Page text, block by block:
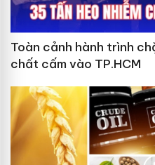
Toàn cảnh hành trình
chất cấm vào TP.HCM